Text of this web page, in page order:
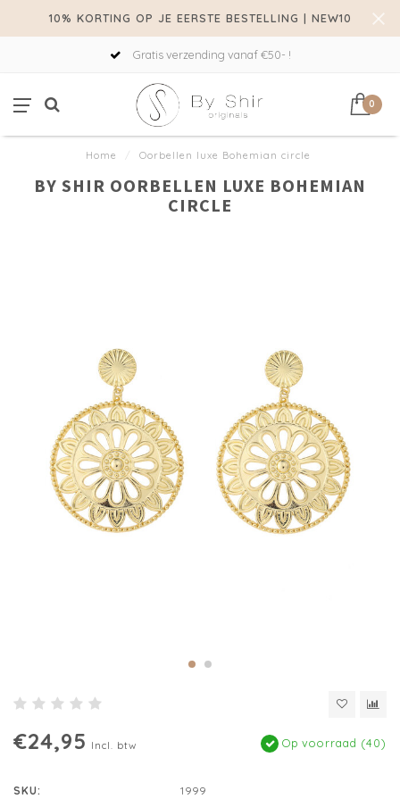
10% KORTING OP JE EERSTE BESTELLING | NEW10
Gratis verzending vanaf €50- !
0
Home / Oorbellen luxe Bohemian circle
BY SHIR OORBELLEN LUXE BOHEMIAN
CIRCLE
€24,95 Incl. btw Op voorraad (40)
SKU:
1999